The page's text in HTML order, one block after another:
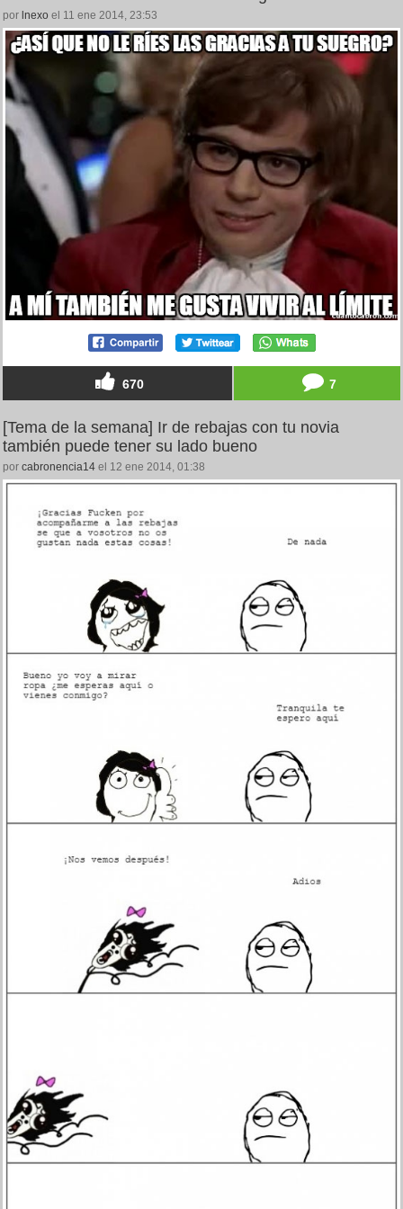
por lnexo el 11 ene 2014, 23:53
670 7
[Tema de la semana] Ir de rebajas con tu novia
también puede tener su lado bueno
por cabronencia14 el 12 ene 2014, 01:38